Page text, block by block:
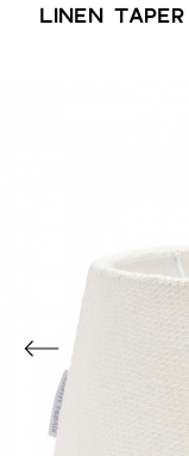
LINEN